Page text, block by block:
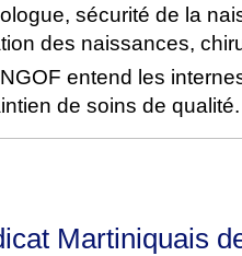
sécurité de la
des naissances,
entend les
de soins de qualité.
Martiniquais